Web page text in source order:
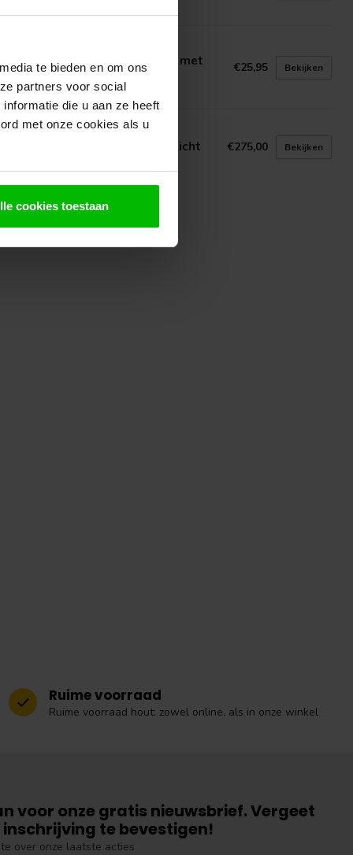
te bieden en om ons
partners voor social
die u aan ze heeft
met onze cookies als u
cookies toestaan
15x15 TAPS Antraciet met
in webshop
€25,95 Bekijken
GELDER HOUT
Deur met Kozijn (set) | Dicht €275,00 Bekijken
Ruime voorraad
Ruime voorraad hout: zowel online, als in onze winkel
voor onze gratis nieuwsbrief. Vergeet
inschrijving te bevestigen!
over onze laatste acties